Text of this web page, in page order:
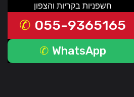
חשפניות בקריות והצפון
055-9365165
WhatsApp